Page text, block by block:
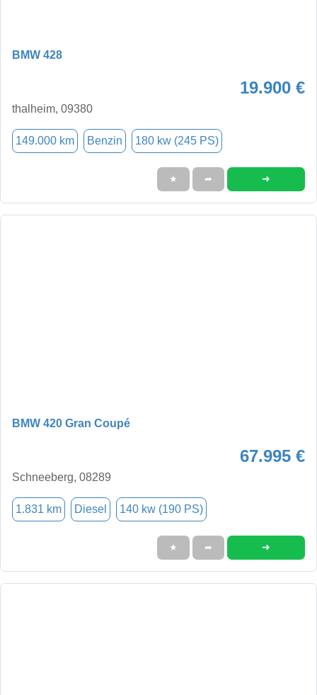
BMW 428
19.900 €
thalheim, 09380
149.000 km Benzin 180 kw (245 PS)
★ ➦ ➜
BMW 420 Gran Coupé
67.995 €
Schneeberg, 08289
1.831 km Diesel 140 kw (190 PS)
★ ➦ ➜